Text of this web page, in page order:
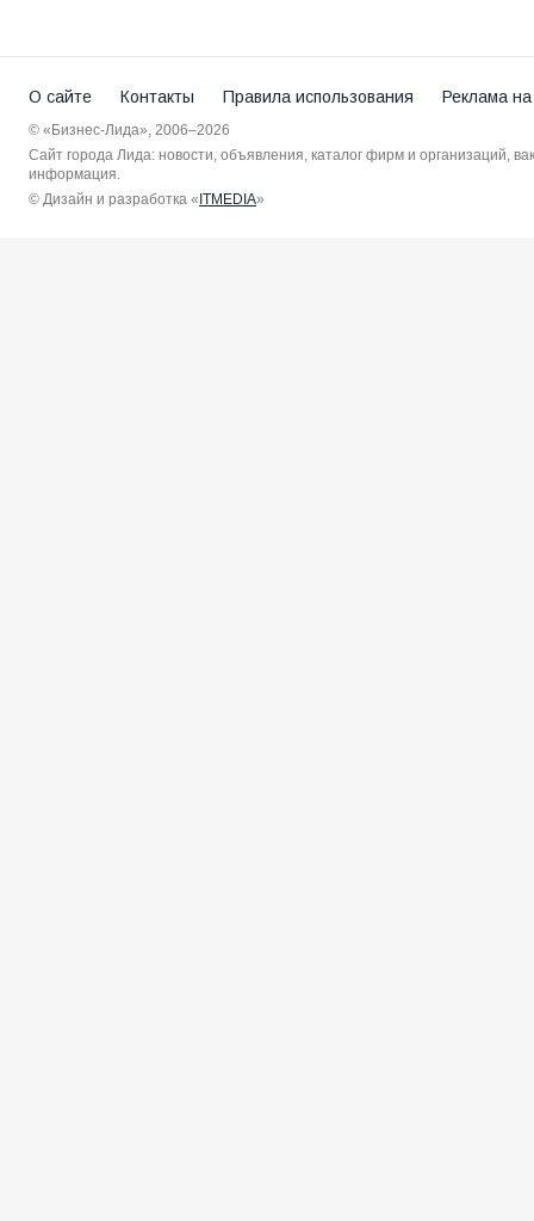
О сайте Контакты Правила использования Реклама
© «Бизнес-Лида», 2006–2026
Сайт города Лида: новости, объявления, каталог фирм и организаций,
информация.
© Дизайн и разработка «ITMEDIA»